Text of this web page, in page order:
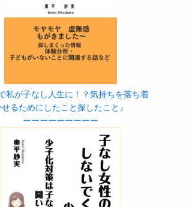
私が子なし人生に！？気持ちを落ち着
るためにしたこと探したこと』
ーーーーーーーーー